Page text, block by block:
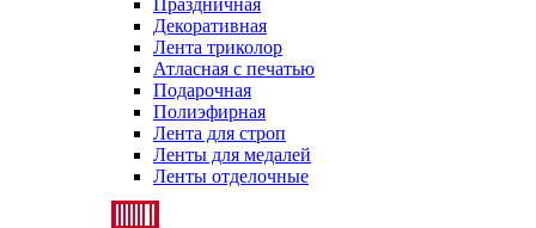
Декоративная
Лента триколор
Атласная с печатью
Подарочная
Полиэфирная
Лента для строп
Ленты для медалей
Ленты отделочные